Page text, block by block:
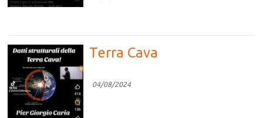
Terra Cava
04/08/2024